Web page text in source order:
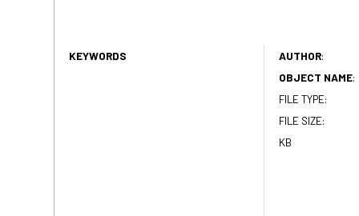
KEYWORDS AUTHOR:
OBJECT NAME:
FILE TYPE:
FILE SIZE:
KB